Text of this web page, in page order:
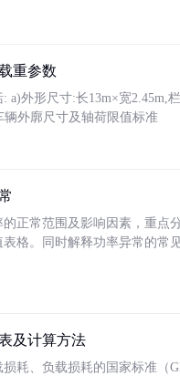
重参数
a)外形尺寸:长13m×宽2.45m,
外廓尺寸及轴荷限值标准
正常范围及影响因素，重点
格。同时解释功率异常的
及计算方法
耗、负载损耗的国家标准（